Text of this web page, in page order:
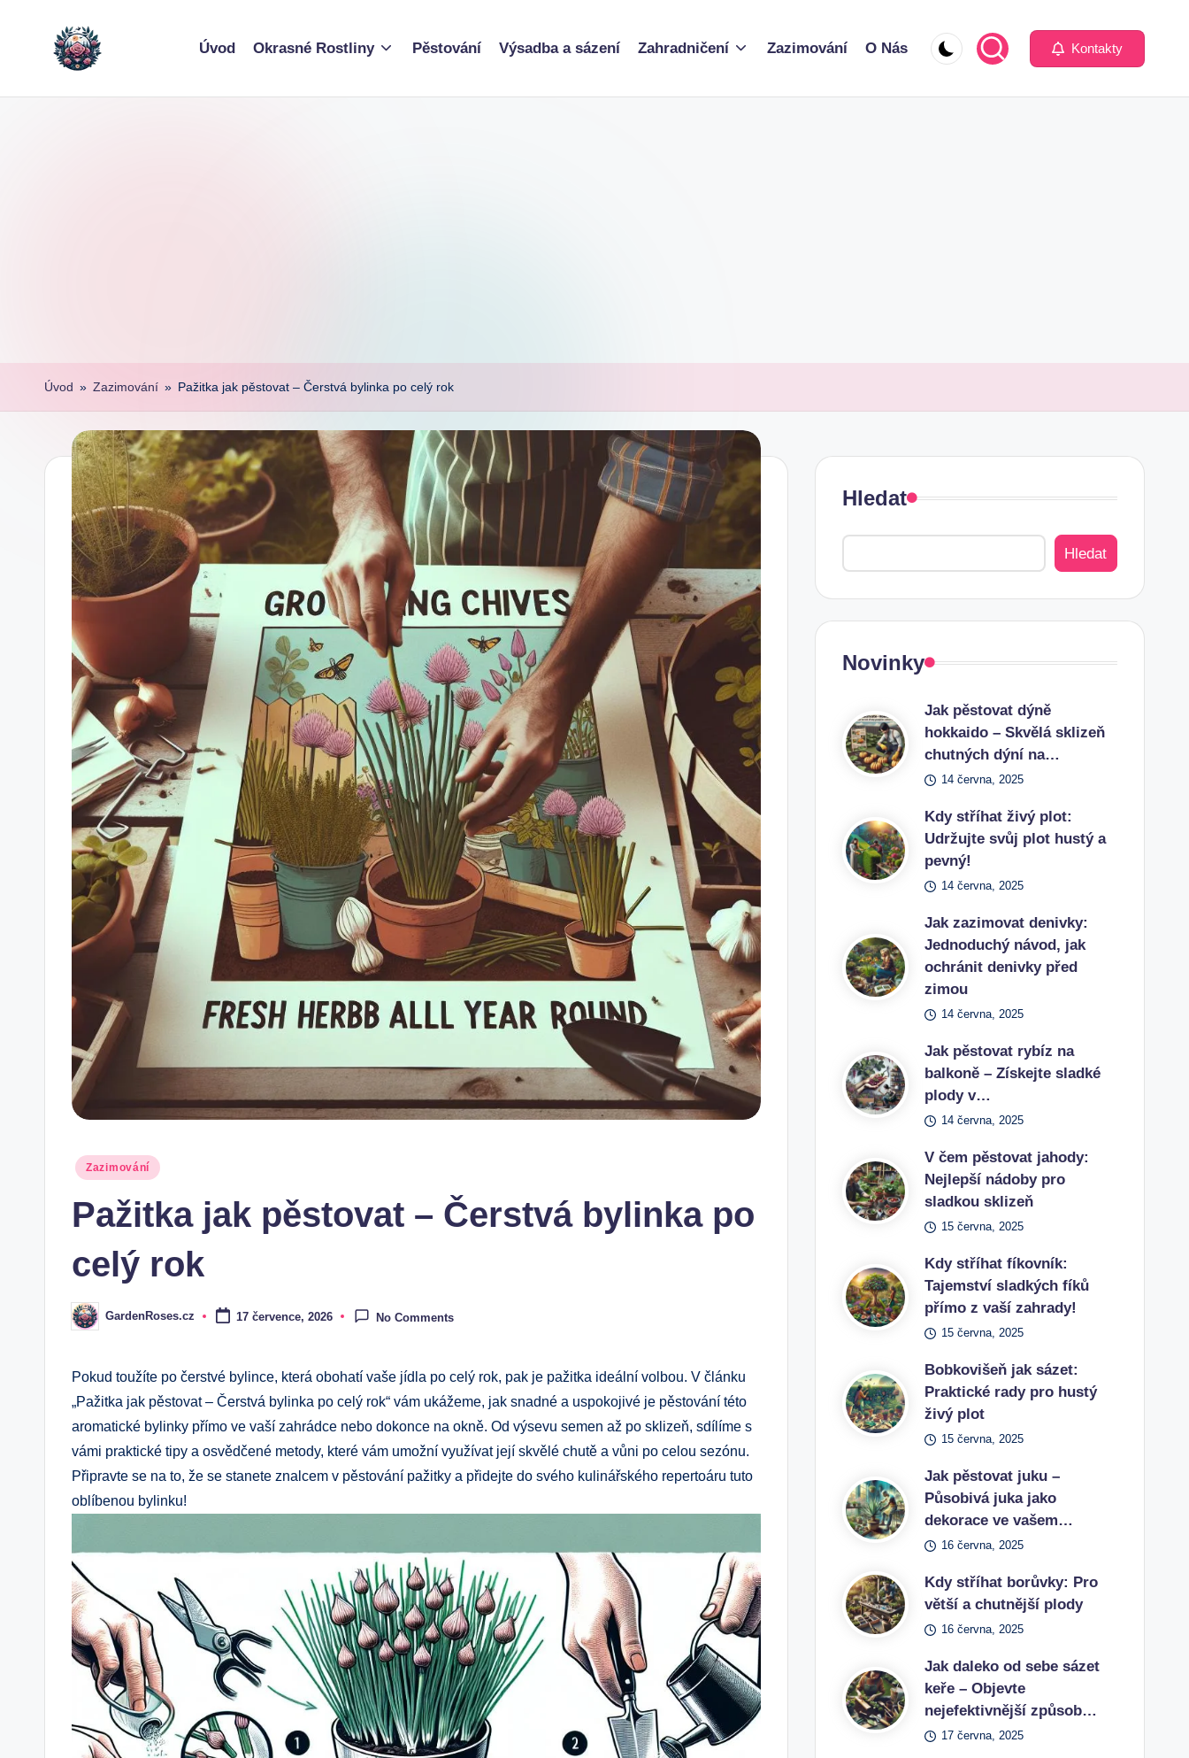
content
Úvod Okrasné Rostliny Pěstování Výsadba a sázení Zahradničení Zazimování O Nás Kontakty
Úvod » Zazimování » Pažitka jak pěstovat – Čerstvá bylinka po celý rok
Posted
Zazimování
Pažitka jak pěstovat – Čerstvá bylinka po
celý rok
Posted
by
GardenRoses.cz 17 července, 2026 No Comments
Pokud toužíte po čerstvé bylince, která obohatí vaše jídla po celý rok, pak je pažitka ideální volbou. V článku
„Pažitka jak pěstovat – Čerstvá bylinka po celý rok“ vám ukážeme, jak snadné a uspokojivé je pěstování této
aromatické bylinky přímo ve vaší zahrádce nebo dokonce na okně. Od výsevu semen až po sklizeň, sdílíme s
vámi praktické tipy a osvědčené metody, které vám umožní využívat její skvělé chutě a vůni po celou sezónu.
Připravte se na to, že se stanete znalcem v pěstování pažitky a přidejte do svého kulinářského repertoáru tuto
oblíbenou bylinku!
Hledat
Hledat
Novinky
Jak pěstovat dýně
hokkaido – Skvělá sklizeň
chutných dýní na…
14 června, 2025
Kdy stříhat živý plot:
Udržujte svůj plot hustý a
pevný!
14 června, 2025
Jak zazimovat denivky:
Jednoduchý návod, jak
ochránit denivky před
zimou
14 června, 2025
Jak pěstovat rybíz na
balkoně – Získejte sladké
plody v…
14 června, 2025
V čem pěstovat jahody:
Nejlepší nádoby pro
sladkou sklizeň
15 června, 2025
Kdy stříhat fíkovník:
Tajemství sladkých fíků
přímo z vaší zahrady!
15 června, 2025
Bobkovišeň jak sázet:
Praktické rady pro hustý
živý plot
15 června, 2025
Jak pěstovat juku –
Působivá juka jako
dekorace ve vašem…
16 června, 2025
Kdy stříhat borůvky: Pro
větší a chutnější plody
16 června, 2025
Jak daleko od sebe sázet
keře – Objevte
nejefektivnější způsob…
17 června, 2025